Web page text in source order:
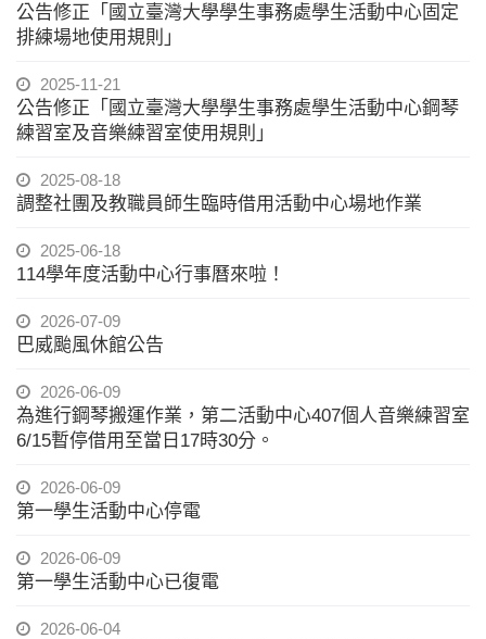
公告修正「國立臺灣大學學生事務處學生活動中心固定
排練場地使用規則」
2025-11-21
公告修正「國立臺灣大學學生事務處學生活動中心鋼琴
練習室及音樂練習室使用規則」
2025-08-18
調整社團及教職員師生臨時借用活動中心場地作業
2025-06-18
114學年度活動中心行事曆來啦！
2026-07-09
巴威颱風休館公告
2026-06-09
為進行鋼琴搬運作業，第二活動中心407個人音樂練習室
6/15暫停借用至當日17時30分。
2026-06-09
第一學生活動中心停電
2026-06-09
第一學生活動中心已復電
2026-06-04